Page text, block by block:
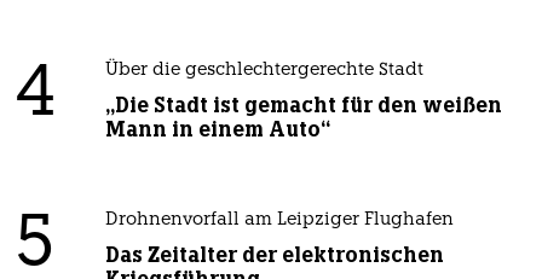
4 Über die geschlechtergerechte Stadt
„Die Stadt ist gemacht für den weißen
Mann in einem Auto“
5 Drohnenvorfall am Leipziger Flughafen
Das Zeitalter der elektronischen